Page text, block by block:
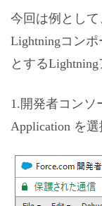
今回は例として
Lightningコン
とする
1.開発者コンソ
Application を選